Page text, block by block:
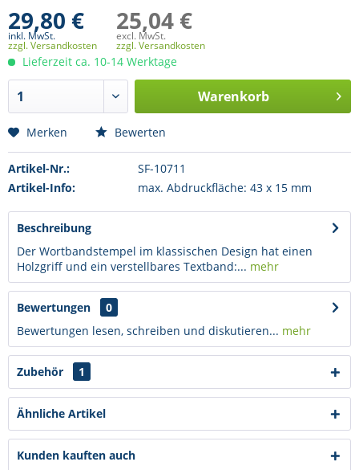
29,80 €
inkl. MwSt.
zzgl. Versandkosten
25,04 €
excl. MwSt.
zzgl. Versandkosten
Lieferzeit ca. 10-14 Werktage
Warenkorb
Merken Bewerten
Artikel-Nr.:
SF-10711
Artikel-Info:
max. Abdruckfläche: 43 x 15 mm
Beschreibung
Der Wortbandstempel im klassischen Design hat einen
Holzgriff und ein verstellbares Textband:... mehr
Bewertungen
0
Bewertungen lesen, schreiben und diskutieren... mehr
Zubehör 1
Ähnliche Artikel
Kunden kauften auch